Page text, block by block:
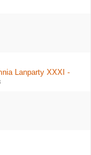
Lanparty XXXI -